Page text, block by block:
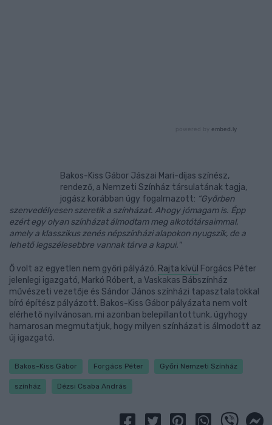
Bakos-Kiss Gábor Jászai Mari-díjas színész,
rendező, a Nemzeti Színház társulatának tagja,
jogász korábban úgy fogalmazott: “Győrben
szenvedélyesen szeretik a színházat. Ahogy jómagam is. Épp
ezért egy olyan színházat álmodtam meg alkotótársaimmal,
amely a klasszikus zenés népszínházi alapokon nyugszik, de a
lehető legszélesebbre vannak tárva a kapui."
Ő volt az egyetlen nem győri pályázó. Rajta kívül Forgács Péter
jelenlegi igazgató, Markó Róbert, a Vaskakas Bábszínház
művészeti vezetője és Sándor János színházi tapasztalatokkal
bíró építész pályázott. Bakos-Kiss Gábor pályázata nem volt
elérhető nyilvánosan, mi azonban belepillantottunk, úgyhogy
hamarosan megmutatjuk, hogy milyen színházat is álmodott az
új igazgató.
Bakos-Kiss Gábor Forgács Péter Győri Nemzeti Színház
színház Dézsi Csaba András